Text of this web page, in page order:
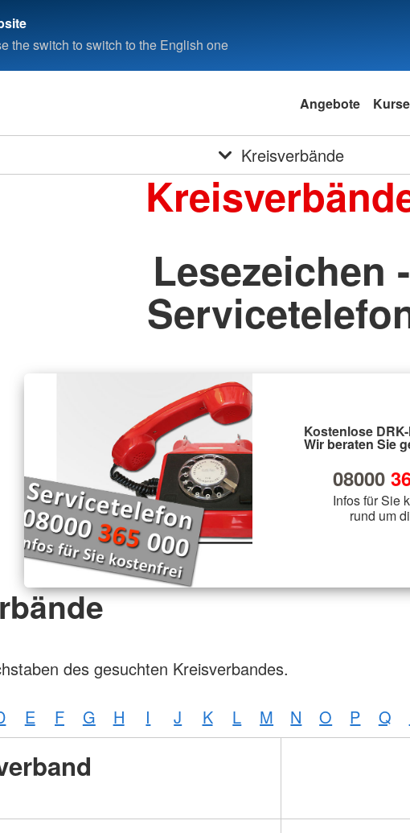
the switch to switch to the English one
Angebote Kurse
Kreisverbände
Lesezeichen -
Kostenlose
Wir beraten Sie
08000
Infos für Sie
rund um
des gesuchten Kreisverbandes.
E F G H I J K L M N O P Q